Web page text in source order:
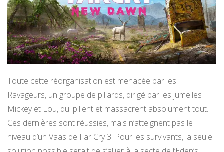
Toute cette réorganisation est menacée par les
Ravageurs, un groupe de pillards, dirigé par les jumelles
Mickey et Lou, qui pillent et massacrent absolument tout.
Ces dernières sont réussies, mais n’atteignent pas le
niveau d’un Vaas de Far Cry 3. Pour les survivants, la seule